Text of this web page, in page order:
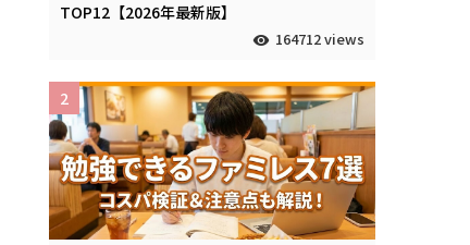
TOP12【2026年最新版】
164712 views
2